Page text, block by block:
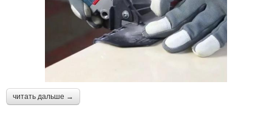
читать дальше →